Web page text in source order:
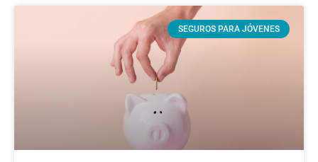
SEGUROS PARA JÓVENES